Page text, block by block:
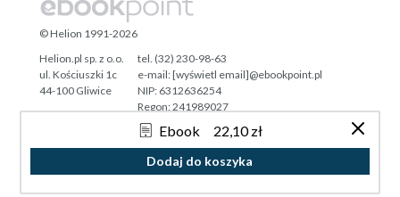
Ebook 22,10 zł
Dodaj do koszyka
Tonik.pl
© Helion 1991-2026
Helion.pl sp. z o.o.
ul. Kościuszki 1c
44-100 Gliwice
tel. (32) 230-98-63
e-mail:[wyświetl email]@ebookpoint.pl
NIP: 6312636254
Regon: 241989027